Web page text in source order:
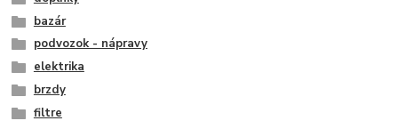
bazár
podvozok - nápravy
elektrika
brzdy
filtre